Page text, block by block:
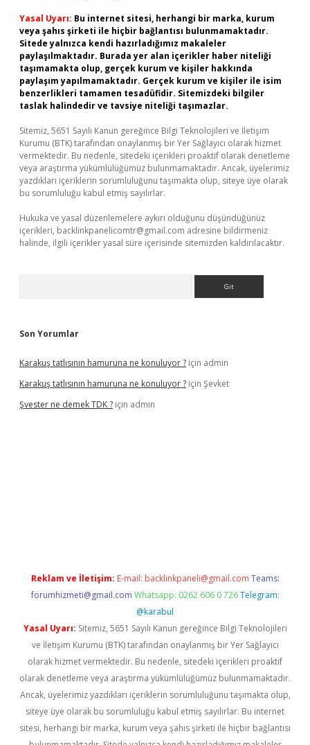
Yasal Uyarı: Bu internet sitesi, herhangi bir marka, kurum
veya şahıs şirketi ile hiçbir bağlantısı bulunmamaktadır.
Sitede yalnızca kendi hazırladığımız makaleler
paylaşılmaktadır. Burada yer alan içerikler haber niteliği
taşımamakta olup, gerçek kurum ve kişiler hakkında
paylaşım yapılmamaktadır. Gerçek kurum ve kişiler ile isim
benzerlikleri tamamen tesadüfidir. Sitemizdeki bilgiler
taslak halindedir ve tavsiye niteliği taşımazlar.
Sitemiz, 5651 Sayılı Kanun gereğince Bilgi Teknolojileri ve İletişim
Kurumu (BTK) tarafından onaylanmış bir Yer Sağlayıcı olarak hizmet
vermektedir. Bu nedenle, sitedeki içerikleri proaktif olarak denetleme
veya araştırma yükümlülüğümüz bulunmamaktadır. Ancak, üyelerimiz
yazdıkları içeriklerin sorumluluğunu taşımakta olup, siteye üye olarak
bu sorumluluğu kabul etmiş sayılırlar.
Hukuka ve yasal düzenlemelere aykırı olduğunu düşündüğünüz
içerikleri, backlinkpanelicomtr@gmail.com adresine bildirmeniz
halinde, ilgili içerikler yasal süre içerisinde sitemizden kaldırılacaktır.
Son Yorumlar
Karakuş tatlısının hamuruna ne konuluyor ? için admin
Karakuş tatlısının hamuruna ne konuluyor ? için Şevket
Şvester ne demek TDK ? için admin
Reklam ve İletişim: E-mail: backlinkpaneli@gmail.com Teams:
forumhizmeti@gmail.com Whatsapp: 0262 606 0 726 Telegram:
@karabul
Yasal Uyarı: Sitemiz, 5651 Sayılı Kanun gereğince Bilgi Teknolojileri
ve İletişim Kurumu (BTK) tarafından onaylanmış bir Yer Sağlayıcı
olarak hizmet vermektedir. Bu nedenle, sitedeki içerikleri proaktif
olarak denetleme veya araştırma yükümlülüğümüz bulunmamaktadır.
Ancak, üyelerimiz yazdıkları içeriklerin sorumluluğunu taşımakta olup,
siteye üye olarak bu sorumluluğu kabul etmiş sayılırlar. Bu internet
sitesi, herhangi bir marka, kurum veya şahıs şirketi ile hiçbir bağlantısı